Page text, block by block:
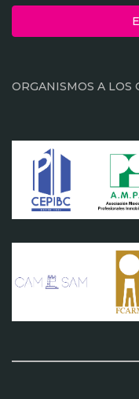
ORGANISMOS A LOS